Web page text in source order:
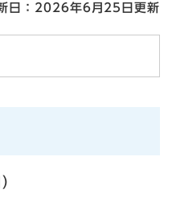
日：2026年6月25日更新